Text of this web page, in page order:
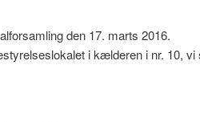
den 17. marts 2016.
i kælderen i nr. 10, vi